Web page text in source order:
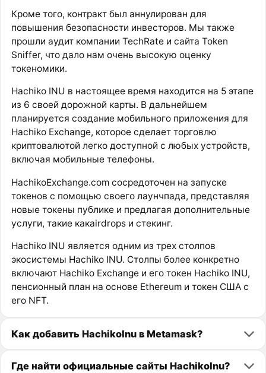
Кроме того, контракт был аннулирован для
повышения безопасности инвесторов. Мы также
прошли аудит компании TechRate и сайта Token
Sniffer, что дало нам очень высокую оценку
токеномики.
Hachiko INU в настоящее время находится на 5 этапе
из 6 своей дорожной карты. В дальнейшем
планируется создание мобильного приложения для
Hachiko Exchange, которое сделает торговлю
криптовалютой легко доступной с любых устройств,
включая мобильные телефоны.
HachikoExchange.com сосредоточен на запуске
токенов с помощью своего лаунчпада, представляя
новые токены публике и предлагая дополнительные
услуги, такие какairdrops и стекинг.
Hachiko INU является одним из трех столпов
экосистемы Hachiko INU. Столпы более конкретно
включают Hachiko Exchange и его токен Hachiko INU,
пенсионный план на основе Ethereum и токен США с
его NFT.
Как добавить HachikoInu в Metamask?
Где найти официальные сайты HachikoInu?